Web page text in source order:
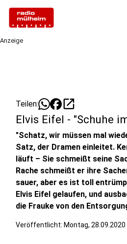
Anzeige
Teilen: open_in_new
Elvis Eifel - "Schuhe
"Schatz, wir müssen mal
Satz, der Dramen einleitet.
läuft – Sie schmeißt seine
Rache schmeißt er ihre
sauer, aber es ist toll
Elvis Eifel gelaufen, und
die Frauke von den
Veröffentlicht: Montag, 28.09.2020